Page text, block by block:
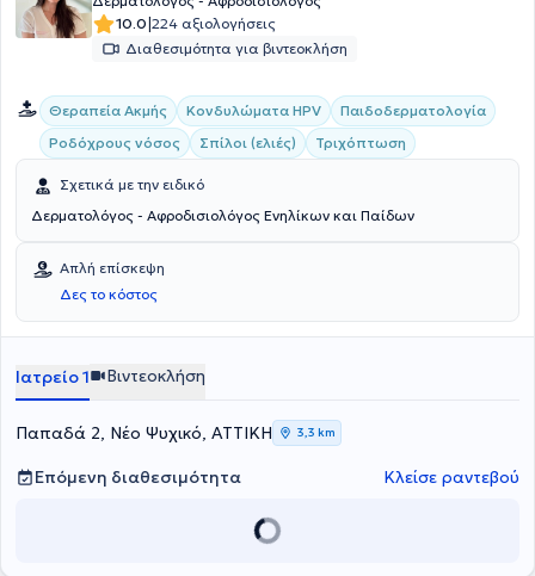
10.0|224 αξιολογήσεις
Διαθεσιμότητα για βιντεοκλήση
Θεραπεία Ακμής Κονδυλώματα HPV
Παιδοδερματολογία
Ροδόχρους νόσος
Σπίλοι (ελιές) Τριχόπτωση
Σχετικά με την ειδικό
Δερματολόγος - Αφροδισιολόγος Ενηλίκων και Παίδων
Απλή επίσκεψη
Δες το κόστος
Ιατρείο 1 Βιντεοκλήση
Παπαδά 2, Νέο Ψυχικό, ΑΤΤΙΚΗ 3,3 km
Επόμενη διαθεσιμότητα Κλείσε ραντεβού